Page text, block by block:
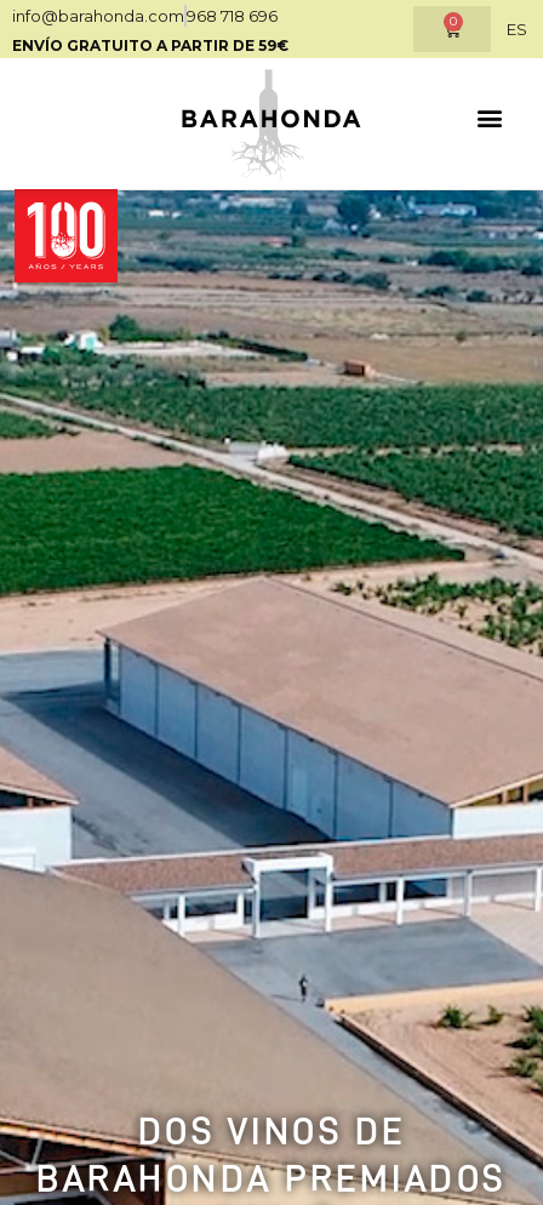
info@barahonda.com968 718 696
ENVÍO GRATUITO A PARTIR DE 59€
0 ES
DOS VINOS DE
BARAHONDA PREMIADOS